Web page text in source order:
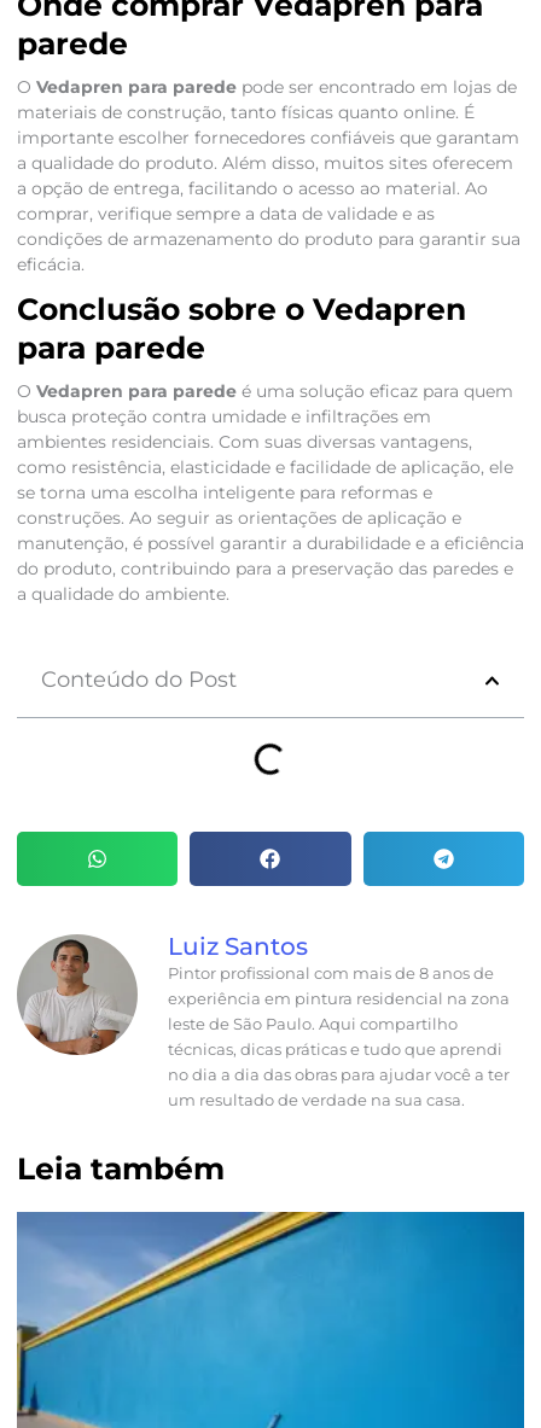
parede
O Vedapren para paredepode ser encontrado em lojas de
materiais de construção, tanto físicas quanto online. É
importante escolher fornecedores confiáveis que garantam
a qualidade do produto. Além disso, muitos sites oferecem
a opção de entrega, facilitando o acesso ao material. Ao
comprar, verifique sempre a data de validade e as
condições de armazenamento do produto para garantir sua
eficácia.
Conclusão sobre o Vedapren
para parede
O Vedapren para paredeé uma solução eficaz para quem
busca proteção contra umidade e infiltrações em
ambientes residenciais. Com suas diversas vantagens,
como resistência, elasticidade e facilidade de aplicação, ele
se torna uma escolha inteligente para reformas e
construções. Ao seguir as orientações de aplicação e
manutenção, é possível garantir a durabilidade e a eficiência
do produto, contribuindo para a preservação das paredes e
a qualidade do ambiente.
Conteúdo do Post
Luiz Santos
Pintor profissional com mais de 8 anos de
experiência em pintura residencial na zona
leste de São Paulo. Aqui compartilho
técnicas, dicas práticas e tudo que aprendi
no dia a dia das obras para ajudar você a ter
um resultado de verdade na sua casa.
Leia também